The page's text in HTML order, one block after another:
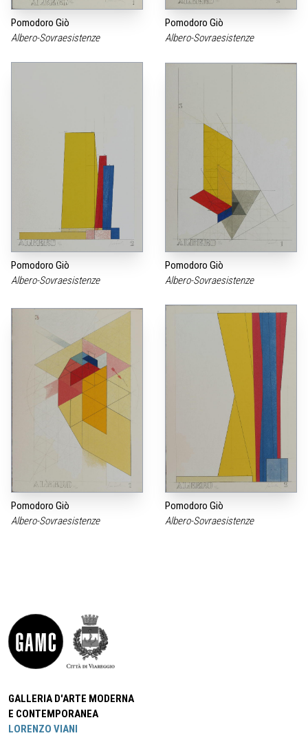
Pomodoro Giò
Albero-Sovraesistenze
Pomodoro Giò
Albero-Sovraesistenze
Pomodoro Giò
Albero-Sovraesistenze
Pomodoro Giò
Albero-Sovraesistenze
Pomodoro Giò
Albero-Sovraesistenze
Pomodoro Giò
Albero-Sovraesistenze
GALLERIA D'ARTE MODERNA
E CONTEMPORANEA
LORENZO VIANI